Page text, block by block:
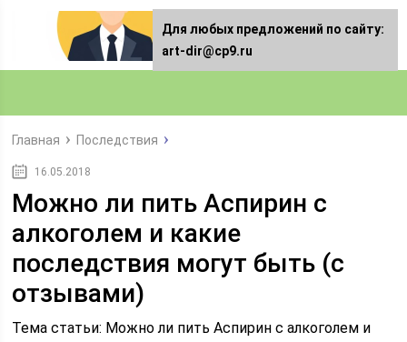
Главная Последствия
16.05.2018
Можно ли пить Аспирин с
алкоголем и какие
последствия могут быть (с
отзывами)
Тема статьи: Можно ли пить Аспирин с алкоголем и
Для любых предложений по сайту:
art-dir@cp9.ru